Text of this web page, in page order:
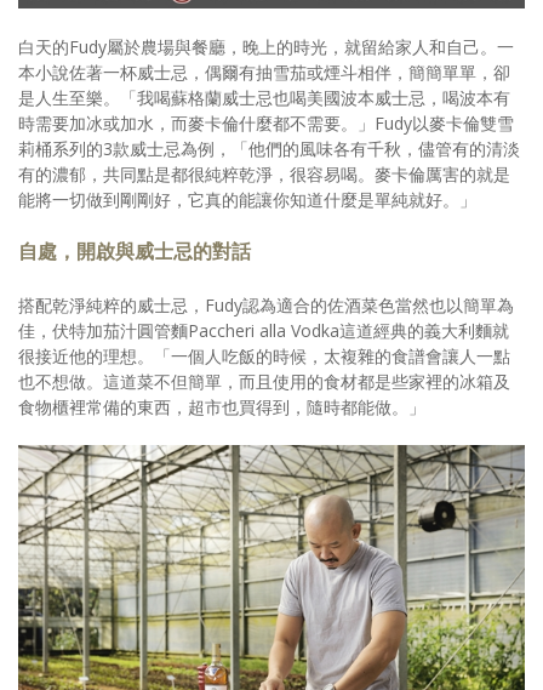
白天的Fudy屬於農場與餐廳，晚上的時光，就留給家人和自己。一
本小說佐著一杯威士忌，偶爾有抽雪茄或煙斗相伴，簡簡單單，卻
是人生至樂。「我喝蘇格蘭威士忌也喝美國波本威士忌，喝波本有
時需要加冰或加水，而麥卡倫什麼都不需要。」Fudy以麥卡倫雙雪
莉桶系列的3款威士忌為例，「他們的風味各有千秋，儘管有的清淡
有的濃郁，共同點是都很純粹乾淨，很容易喝。麥卡倫厲害的就是
能將一切做到剛剛好，它真的能讓你知道什麼是單純就好。」
自處，開啟與威士忌的對話
搭配乾淨純粹的威士忌，Fudy認為適合的佐酒菜色當然也以簡單為
佳，伏特加茄汁圓管麵Paccheri alla Vodka這道經典的義大利麵就
很接近他的理想。「一個人吃飯的時候，太複雜的食譜會讓人一點
也不想做。這道菜不但簡單，而且使用的食材都是些家裡的冰箱及
食物櫃裡常備的東西，超市也買得到，隨時都能做。」